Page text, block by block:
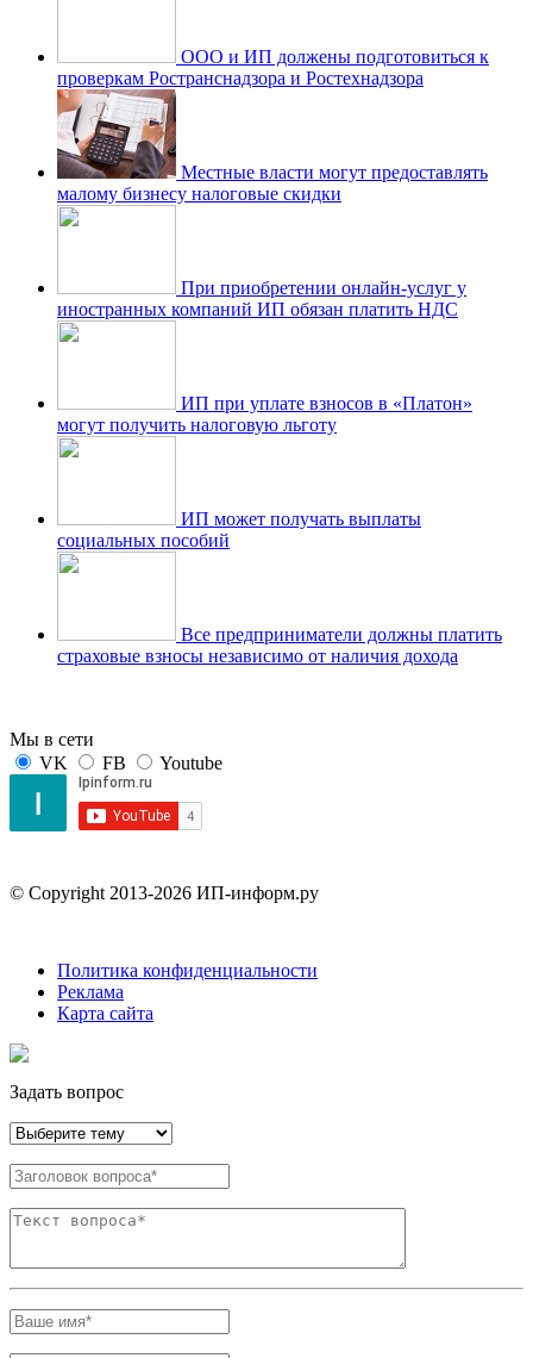
ООО и ИП должены подготовиться к
проверкам Ространснадзора и Ростехнадзора
Местные власти могут предоставлять
малому бизнесу налоговые скидки
При приобретении онлайн-услуг у
иностранных компаний ИП обязан платить НДС
ИП при уплате взносов в «Платон»
могут получить налоговую льготу
ИП может получать выплаты
социальных пособий
Все предприниматели должны платить
страховые взносы независимо от наличия дохода
Мы в сети
VK
FB Youtube
© Copyright 2013-2026 ИП-информ.ру
Политика конфиденциальности
Реклама
Карта сайта
Задать вопрос